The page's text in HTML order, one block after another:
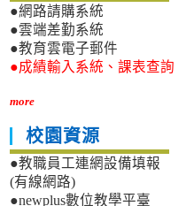
●網路請購系統
●雲端差勤系統
●教育雲電子郵件
●成績輸入系統、課表查詢
more
校園資源
●教職員工連網設備填報
(有線網路)
●newplus數位教學平臺